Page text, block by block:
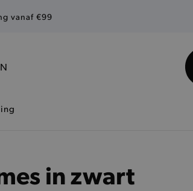
vanaf €99
in zwart